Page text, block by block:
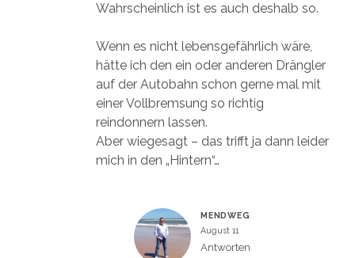
Wahrscheinlich ist es auch deshalb so.
Wenn es nicht lebensgefährlich wäre,
hätte ich den ein oder anderen Drängler
auf der Autobahn schon gerne mal mit
einer Vollbremsung so richtig
reindonnern lassen.
Aber wiegesagt – das trifft ja dann leider
mich in den „Hintern“…
MENDWEG
August 11
Antworten